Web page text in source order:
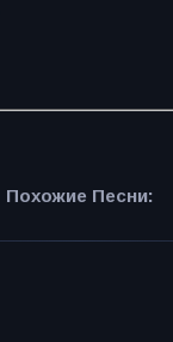
Похожие Песни: